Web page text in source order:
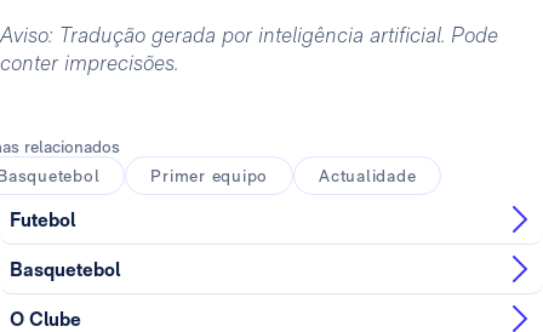
Aviso: Tradução gerada por inteligência artificial. Pode
conter imprecisões.
relacionados
Primer equipo Actualidade
Futebol
Basquetebol
O Clube